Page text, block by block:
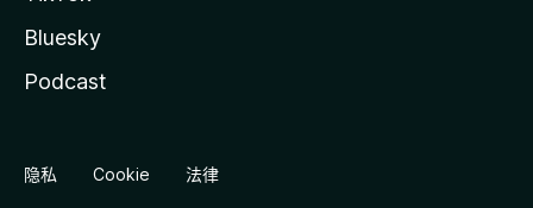
Bluesky
Podcast
隐私 Cookie 法律